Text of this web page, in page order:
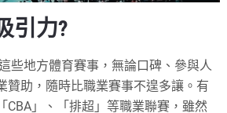
引力?
些地方體育賽事，無論口碑、參與人
贊助，隨時比職業賽事不遑多讓。有
CBA」、「排超」等職業聯賽，雖然